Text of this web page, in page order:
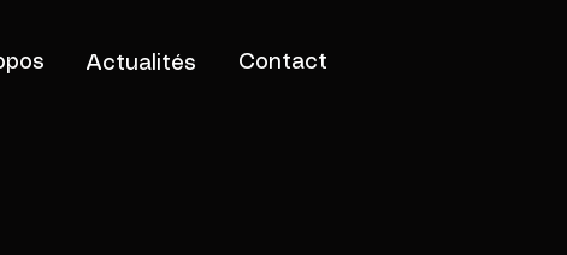
Actualités Contact